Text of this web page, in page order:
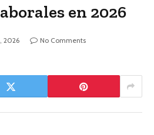
en 2026
2026
No Comments